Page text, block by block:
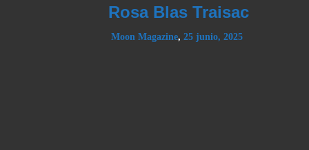
Rosa Blas Traisac
Moon Magazine, 25 junio, 2025